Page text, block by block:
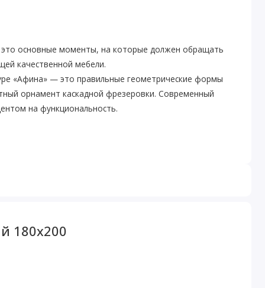
это основные моменты, на которые должен обращать
качественной мебели.
«Афина» — это правильные геометрические формы
орнамент каскадной фрезеровки. Современный
на функциональность.
180х200